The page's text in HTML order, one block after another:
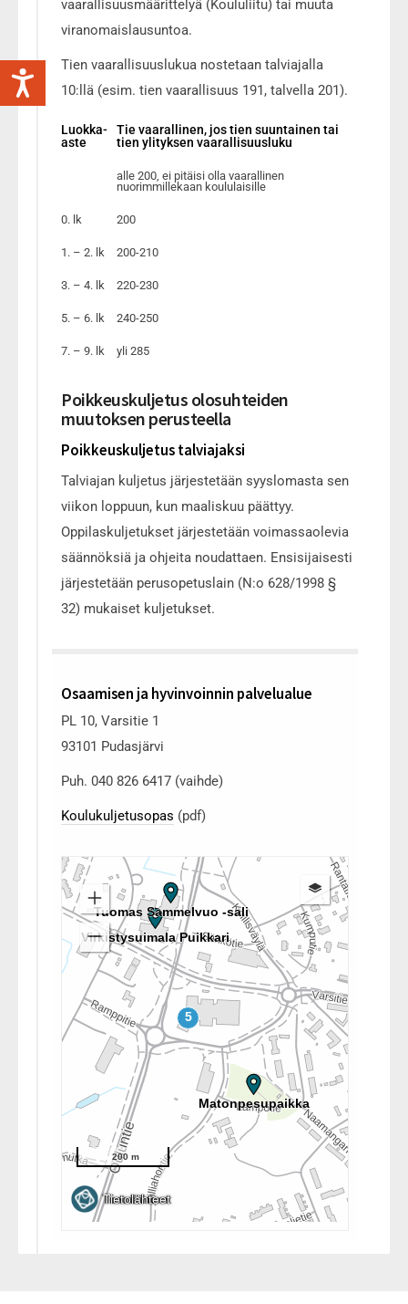
vaarallisuusmäärittelyä (Koululiitu) tai muuta
viranomaislausuntoa.
Tien vaarallisuuslukua nostetaan talviajalla
10:llä (esim. tien vaarallisuus 191, talvella 201).
Luokka-
aste
Tie vaarallinen, jos tien suuntainen tai
tien ylityksen vaarallisuusluku
alle 200, ei pitäisi olla vaarallinen
nuorimmillekaan koululaisille
0. lk 200
1. – 2. lk 200-210
3. – 4. lk 220-230
5. – 6. lk 240-250
7. – 9. lk yli 285
Poikkeuskuljetus olosuhteiden
muutoksen perusteella
Poikkeuskuljetus talviajaksi
Talviajan kuljetus järjestetään syyslomasta sen
viikon loppuun, kun maaliskuu päättyy.
Oppilaskuljetukset järjestetään voimassaolevia
säännöksiä ja ohjeita noudattaen. Ensisijaisesti
järjestetään perusopetuslain (N:o 628/1998 §
32) mukaiset kuljetukset.
Osaamisen ja hyvinvoinnin palvelualue
PL 10, Varsitie 1
93101 Pudasjärvi
Puh. 040 826 6417 (vaihde)
Koulukuljetusopas (pdf)